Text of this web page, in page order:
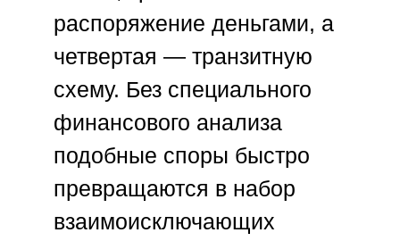
распоряжение деньгами, а
четвертая — транзитную
схему. Без специального
финансового анализа
подобные споры быстро
превращаются в набор
взаимоисключающих